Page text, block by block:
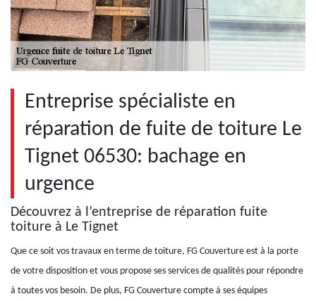
Entreprise spécialiste en
réparation de fuite de toiture Le
Tignet 06530: bachage en
urgence
Découvrez à l’entreprise de réparation fuite
toiture à Le Tignet
Que ce soit vos travaux en terme de toiture, FG Couverture est à la porte
de votre disposition et vous propose ses services de qualités pour répondre
à toutes vos besoin. De plus, FG Couverture compte à ses équipes